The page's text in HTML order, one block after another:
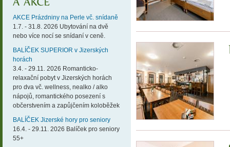
AKCE Prázdniny na Perle vč. snídaně
1.7. - 31.8. 2026 Ubytování na dvě
nebo více nocí se snídaní v ceně.
BALÍČEK SUPERIOR v Jizerských
horách
3.4. - 29.11. 2026 Romanticko-
relaxační pobyt v Jizerských horách
pro dva vč. wellness, nealko / alko
nápojů, romantického posezení s
občerstvením a zapůjčením koloběžek
BALÍČEK Jizerské hory pro seniory
16.4. - 29.11. 2026 Balíček pro seniory
55+